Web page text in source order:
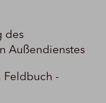
des
Außendienstes
Feldbuch -